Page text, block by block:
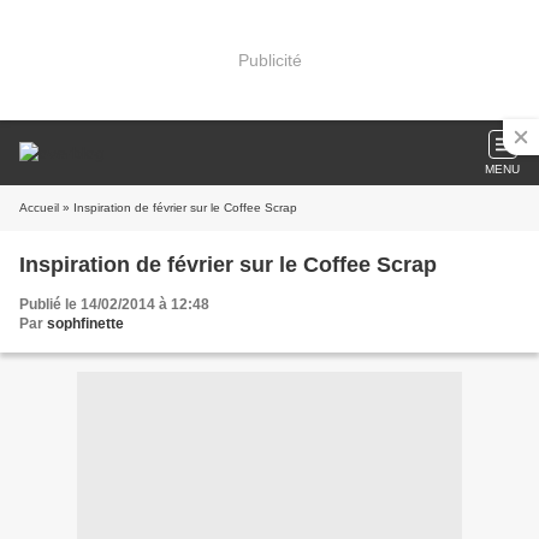
Publicité
MENU
Accueil » Inspiration de février sur le Coffee Scrap
Inspiration de février sur le Coffee Scrap
Publié le 14/02/2014 à 12:48
Par sophfinette